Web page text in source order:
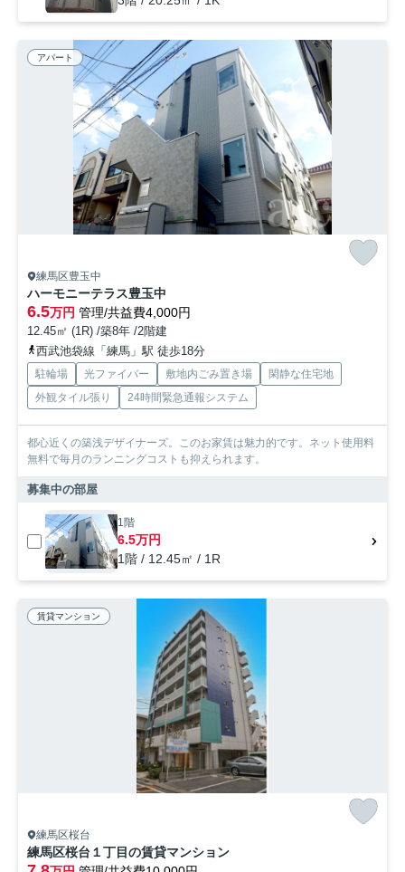
アパート
練馬区豊玉中
ハーモニーテラス豊玉中
6.5万円 管理/共益費4,000円
12.45㎡ (1R) /築8年 /2階建
西武池袋線「練馬」駅 徒歩18分
駐輪場 光ファイバー 敷地内ごみ置き場
閑静な住宅地
外観タイル張り
24時間緊急通報システム
都心近くの築浅デザイナーズ。このお家賃は魅力的です。ネット使用料
無料で毎月のランニングコストも抑えられます。
募集中の部屋
1階
6.5万円
1階 / 12.45㎡ / 1R
賃貸マンション
練馬区桜台
練馬区桜台１丁目の賃貸マンション